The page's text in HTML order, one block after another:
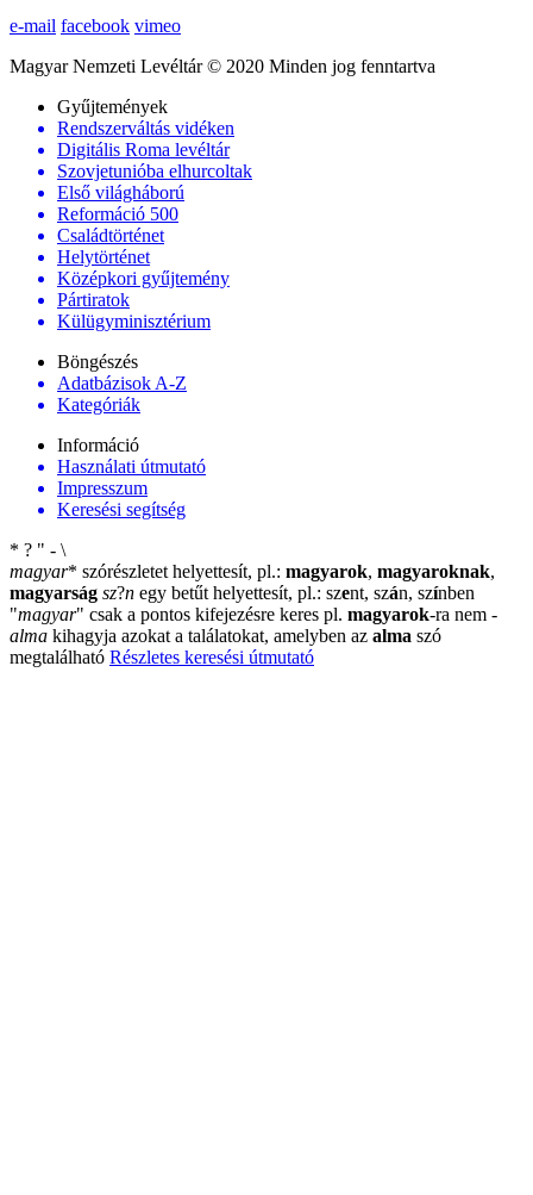
e-mail facebook vimeo
Magyar Nemzeti Levéltár © 2020 Minden jog fenntartva
Gyűjtemények
Rendszerváltás vidéken
Digitális Roma levéltár
Szovjetunióba elhurcoltak
Első világháború
Reformáció 500
Családtörténet
Helytörténet
Középkori gyűjtemény
Pártiratok
Külügyminisztérium
Böngészés
Adatbázisok A-Z
Kategóriák
Információ
Használati útmutató
Impresszum
Keresési segítség
* ? " - \
magyar* szórészletet helyettesít, pl.: magyarok, magyaroknak,
magyarság sz?n egy betűt helyettesít, pl.: szent, szán, színben
"magyar" csak a pontos kifejezésre keres pl. magyarok-ra nem -
alma kihagyja azokat a találatokat, amelyben az alma szó
megtalálható Részletes keresési útmutató